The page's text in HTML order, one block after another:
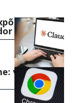
usuários
veja quais